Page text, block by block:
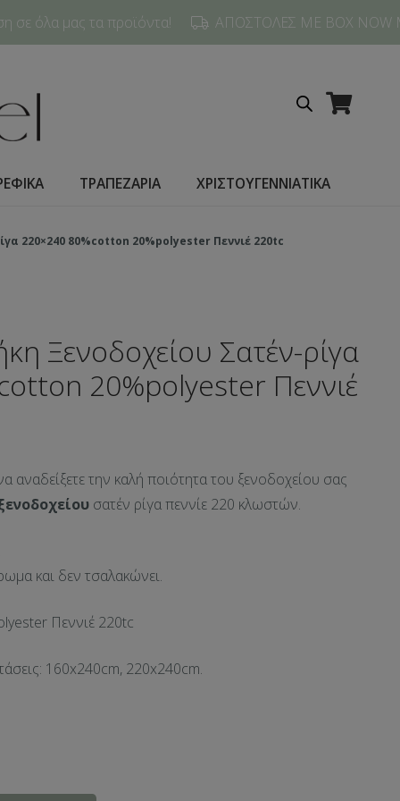
σε όλα μας τα προϊόντα! ΑΠΟΣΤΟΛΕΣ ΜΕ BOX
ΤΡΑΠΕΖΑΡΙΑ ΧΡΙΣΤΟΥΓΕΝΝΙΑΤΙΚΑ
220×240 80%cotton 20%polyester Πεννιέ 220tc
Ξενοδοχείου Σατέν-ρίγα
20%polyester Πεννιέ
αναδείξετε την καλή ποιότητα του ξενοδοχείου σας
σατέν ρίγα πεννίε 220 κλωστών.
και δεν τσαλακώνει.
Πεννιέ 220tc
160x240cm, 220x240cm.